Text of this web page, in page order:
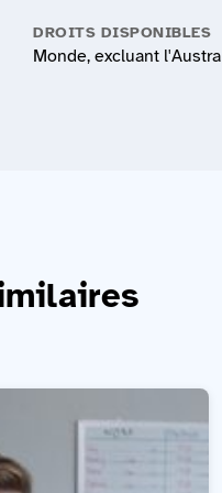
DROITS DISPONIBLES
Monde, excluant